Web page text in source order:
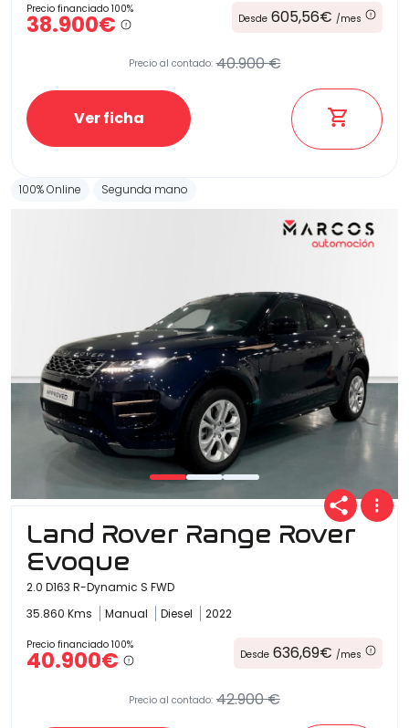
Precio financiado 100%
38.900€ Desde 605,56€ /mes
Precio al contado: 40.900 €
Ver ficha
100% Online Segunda mano
Land Rover Range Rover
Evoque
2.0 D163 R-Dynamic S FWD
35.860 Kms
Manual Diesel 2022
Precio financiado 100%
40.900€ Desde 636,69€ /mes
Precio al contado: 42.900 €